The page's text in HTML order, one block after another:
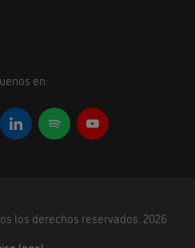
en:
los derechos reservados. 2026